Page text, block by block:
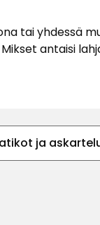
tai yhdessä
antaisi
ja